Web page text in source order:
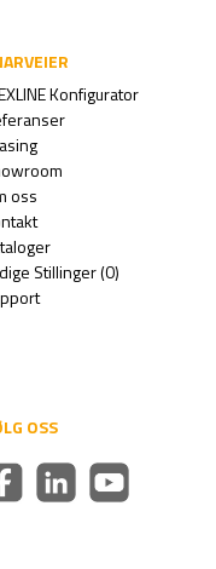
Konfigurator
oss
Stillinger (0)
OSS